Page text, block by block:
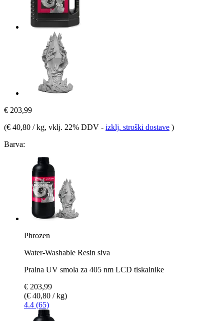
€ 203,99
(€ 40,80 / kg, vklj. 22% DDV - izklj. stroški dostave )
Barva:
Phrozen
Water-Washable Resin siva
Pralna UV smola za 405 nm LCD tiskalnike
€ 203,99
(€ 40,80 / kg)
4.4 (65)